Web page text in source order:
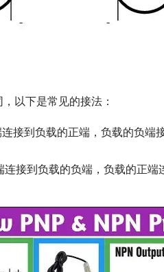
下是常见的接法：
接到负载的正端，负载的负端
接到负载的负端，负载的正